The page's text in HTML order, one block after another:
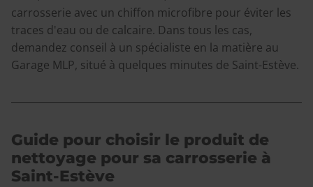
carrosserie avec un chiffon microfibre pour éviter les
traces d'eau ou de calcaire. Dans tous les cas,
demandez conseil à un spécialiste en la matière au
Garage MLP, situé à quelques minutes de Saint-Estève.
Guide pour choisir le produit de
nettoyage pour sa carrosserie à
Saint-Estève